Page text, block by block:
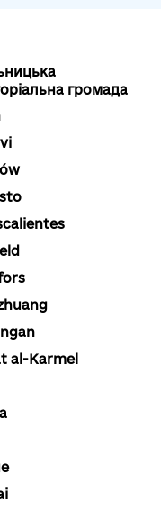
громада
al-Karmel